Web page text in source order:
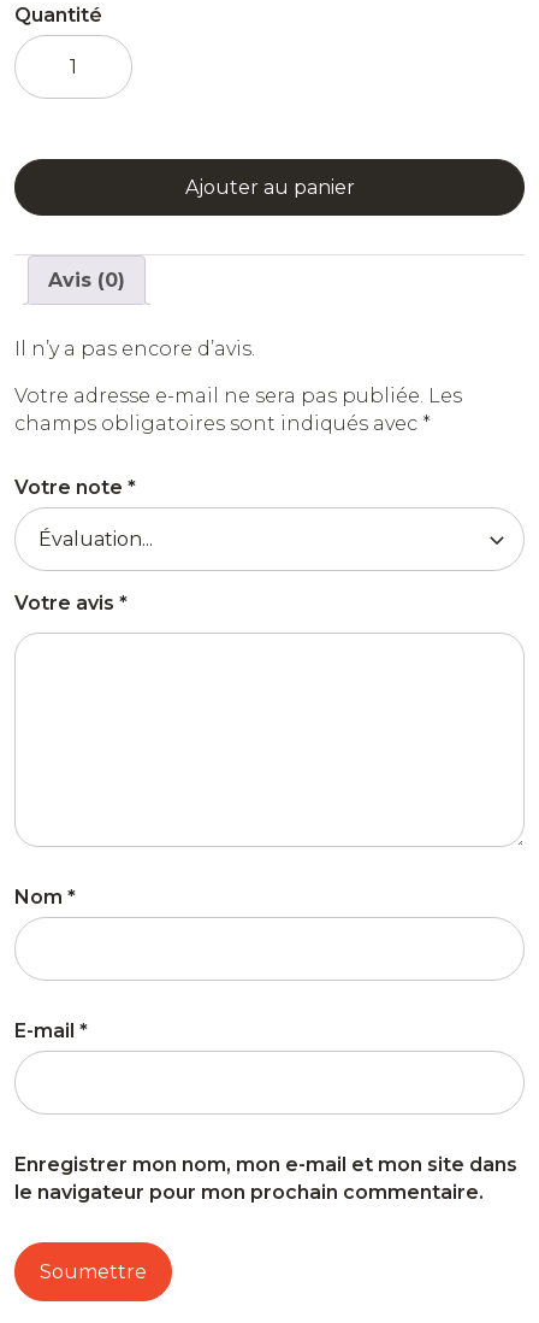
Quantité
quantité
de
Sirop
Ajouter au panier
Avis (0)
Il n’y a pas encore d’avis.
Votre adresse e-mail ne sera pas publiée. Les
champs obligatoires sont indiqués avec *
Votre note *
Votre avis *
Nom *
E-mail *
Enregistrer mon nom, mon e-mail et mon site dans
le navigateur pour mon prochain commentaire.